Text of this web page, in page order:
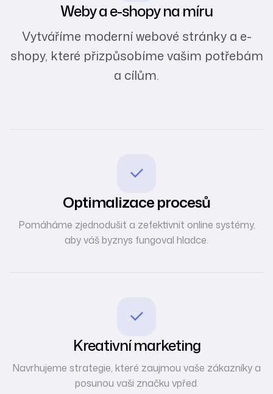
Weby a e-shopy na míru
Vytváříme moderní webové stránky a e-
shopy, které přizpůsobíme vašim potřebám
a cílům.
Optimalizace procesů
Pomáháme zjednodušit a zefektivnit online systémy,
aby váš byznys fungoval hladce.
Kreativní marketing
Navrhujeme strategie, které zaujmou vaše zákazníky a
posunou vaši značku vpřed.